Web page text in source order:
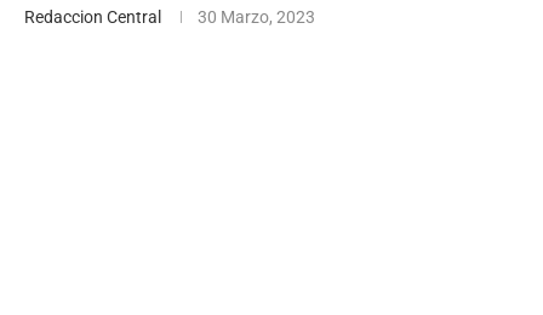
Redaccion Central 30 Marzo, 2023